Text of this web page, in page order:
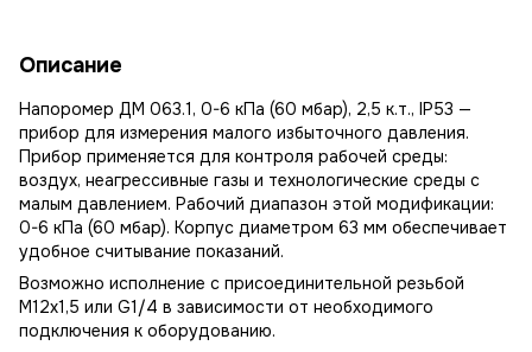
Описание
Напоромер ДМ 063.1, 0-6 кПа (60 мбар), 2,5 к.т., IP53 —
прибор для измерения малого избыточного давления.
Прибор применяется для контроля рабочей среды:
воздух, неагрессивные газы и технологические среды с
малым давлением. Рабочий диапазон этой модификации:
0-6 кПа (60 мбар). Корпус диаметром 63 мм обеспечивает
удобное считывание показаний.
Возможно исполнение с присоединительной резьбой
М12х1,5 или G1/4 в зависимости от необходимого
подключения к оборудованию.